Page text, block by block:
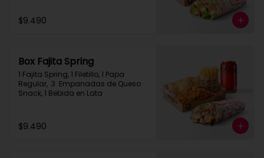
$9.490
Box Fajita Spring
1 Fajita Spring, 1 Filetillo, 1 Papa
Regular,  3  Empanadas de Queso
Snack, 1 Bebida en Lata
$9.490